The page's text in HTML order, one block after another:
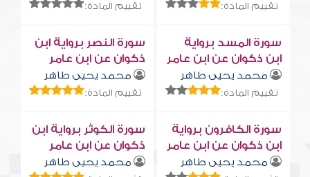
تقييم المادة: تقييم المادة:
سورة المسد برواية
ابن ذكوان عن ابن عامر
محمد يحيى طاهر
تقييم المادة:
سورة النصر برواية ابن
ذكوان عن ابن عامر
محمد يحيى طاهر
تقييم المادة:
سورة الكافرون برواية
ابن ذكوان عن ابن عامر
محمد يحيى طاهر
سورة الكوثر برواية ابن
ذكوان عن ابن عامر
محمد يحيى طاهر